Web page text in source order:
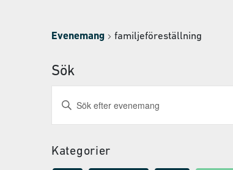
Evenemang familjeföreställning
Sök
Evenemang
Views
Ange
nyckelord.
Sök
Evenemang
Kategorier